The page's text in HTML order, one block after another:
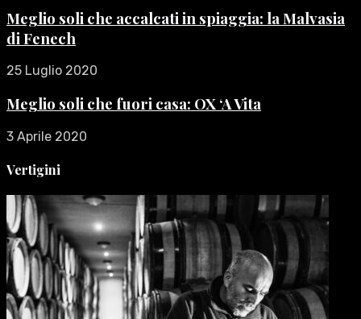
Meglio soli che accalcati in spiaggia: la Malvasia
di Fenech
25 Luglio 2020
Meglio soli che fuori casa: OX ‘A Vita
3 Aprile 2020
Vertigini